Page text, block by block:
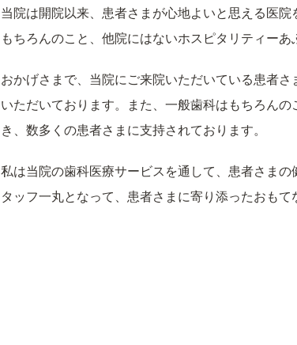
当院は開院以来、患者さまが心地よいと思える医
もちろんのこと、他院にはないホスピタリティー
おかげさまで、当院にご来院いただいている患者
いただいております。また、一般歯科はもちろん
き、数多くの患者さまに支持されております。
私は当院の歯科医療サービスを通して、患者さま
タッフ一丸となって、患者さまに寄り添ったおも